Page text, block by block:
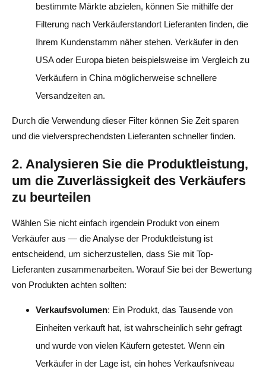
bestimmte Märkte abzielen, können Sie mithilfe der
Filterung nach Verkäuferstandort Lieferanten finden, die
Ihrem Kundenstamm näher stehen. Verkäufer in den
USA oder Europa bieten beispielsweise im Vergleich zu
Verkäufern in China möglicherweise schnellere
Versandzeiten an.
Durch die Verwendung dieser Filter können Sie Zeit sparen
und die vielversprechendsten Lieferanten schneller finden.
2. Analysieren Sie die Produktleistung,
um die Zuverlässigkeit des Verkäufers
zu beurteilen
Wählen Sie nicht einfach irgendein Produkt von einem
Verkäufer aus — die Analyse der Produktleistung ist
entscheidend, um sicherzustellen, dass Sie mit Top-
Lieferanten zusammenarbeiten. Worauf Sie bei der Bewertung
von Produkten achten sollten:
Verkaufsvolumen: Ein Produkt, das Tausende von
Einheiten verkauft hat, ist wahrscheinlich sehr gefragt
und wurde von vielen Käufern getestet. Wenn ein
Verkäufer in der Lage ist, ein hohes Verkaufsniveau